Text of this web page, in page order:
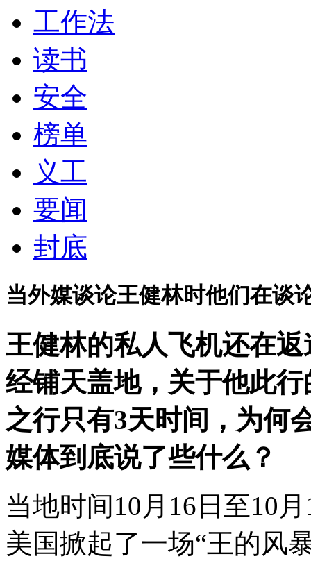
工作法
读书
安全
榜单
义工
要闻
封底
当外媒谈论王健林时他们在谈
王健林的私人飞机还在
经铺天盖地，关于他此
之行只有3天时间，为何
媒体到底说了些什么？
当地时间10月16日至10
美国掀起了一场“王的风